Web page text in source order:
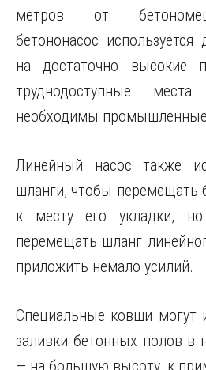
метров от
бетононасос
на достаточно высокие
труднодоступные
необходимы
Линейный насос также
шланги, чтобы перемещать
к месту его укладки,
перемещать шланг
приложить немало усилий.
Специальные ковши могут
заливки бетонных полов в
— на большую высоту, к